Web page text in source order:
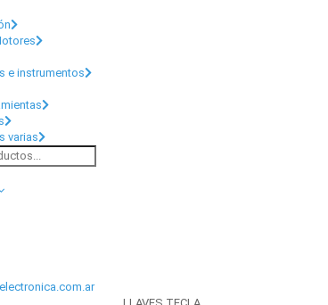
e instrumentos
varias